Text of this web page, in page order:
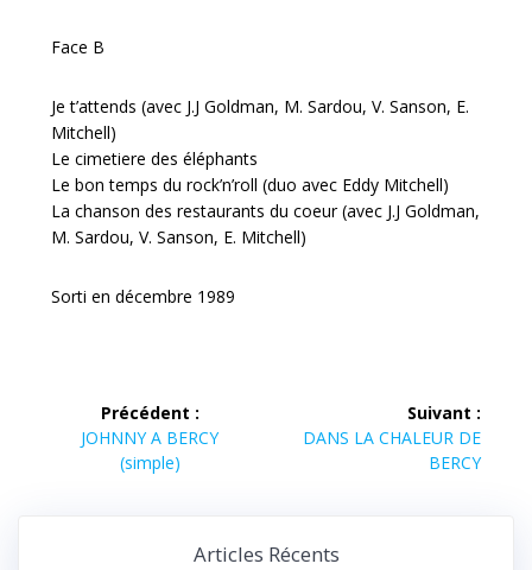
Face B
Je t’attends (avec J.J Goldman, M. Sardou, V. Sanson, E.
Mitchell)
Le cimetiere des éléphants
Le bon temps du rock’n’roll (duo avec Eddy Mitchell)
La chanson des restaurants du coeur (avec J.J Goldman,
M. Sardou, V. Sanson, E. Mitchell)
Sorti en décembre 1989
Navigation
Précédent :
Article
précédent :
JOHNNY A BERCY
(simple)
Suivant :
Article
DANS LA CHALEUR DE
BERCY
Articles Récents